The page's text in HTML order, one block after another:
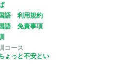
語 利用規約
語 免責事項
コース
ょっと不安とい